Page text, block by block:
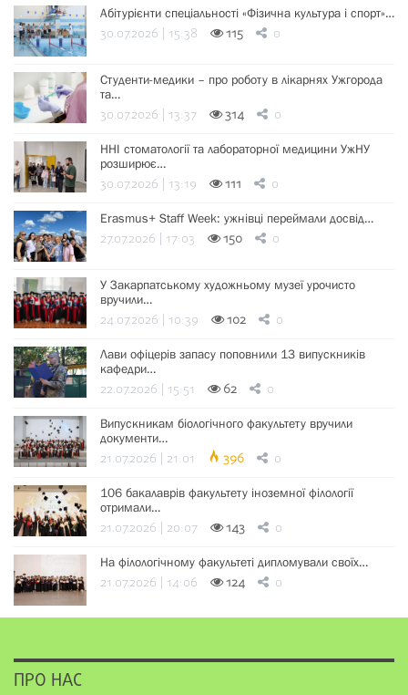
Абітурієнти спеціальності «Фізична культура і спорт»…
30.07.2026 | 15:38 115 0
Студенти-медики – про роботу в лікарнях Ужгорода
та…
30.07.2026 | 13:37 314 0
ННІ стоматології та лабораторної медицини УжНУ
розширює…
30.07.2026 | 13:19 111 0
Erasmus+ Staff Week: ужнівці переймали досвід…
27.07.2026 | 17:03 150 0
У Закарпатському художньому музеї урочисто
вручили…
24.07.2026 | 10:39 102 0
Лави офіцерів запасу поповнили 13 випускників
кафедри…
22.07.2026 | 15:51 62 0
Випускникам біологічного факультету вручили
документи…
21.07.2026 | 21:01 396 0
106 бакалаврів факультету іноземної філології
отримали…
21.07.2026 | 20:07 143 0
На філологічному факультеті дипломували своїх…
21.07.2026 | 14:06 124 0
ПРО НАС